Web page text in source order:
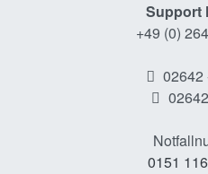
Support
+49 (0)
02642
0151